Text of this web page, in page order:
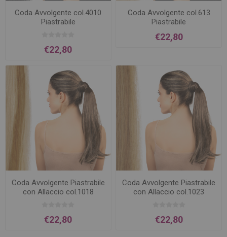
Coda Avvolgente col.4010
Piastrabile
€22,80
Coda Avvolgente col.613
Piastrabile
€22,80
Coda Avvolgente Piastrabile
con Allaccio col.1018
€22,80
Coda Avvolgente Piastrabile
con Allaccio col.1023
€22,80